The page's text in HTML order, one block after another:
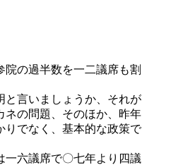
の過半数を一二議席も割
言いましょうか、それが
ネの問題、そのほか、昨年
りでなく、基本的な政策で
六議席で〇七年より四議